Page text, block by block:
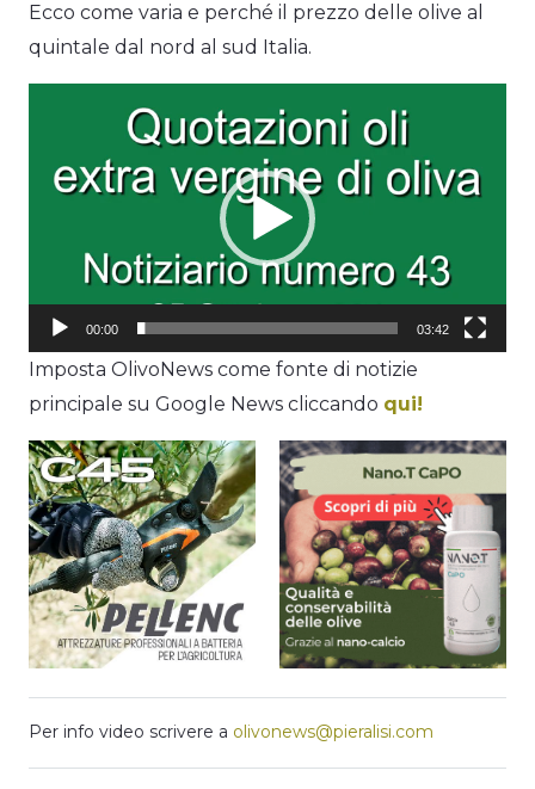
Ecco come varia e perché il prezzo delle olive al
quintale dal nord al sud Italia.
00:00 03:42
Imposta OlivoNews come fonte di notizie
principale su Google News cliccando qui!
Per info video scrivere a olivonews@pieralisi.com